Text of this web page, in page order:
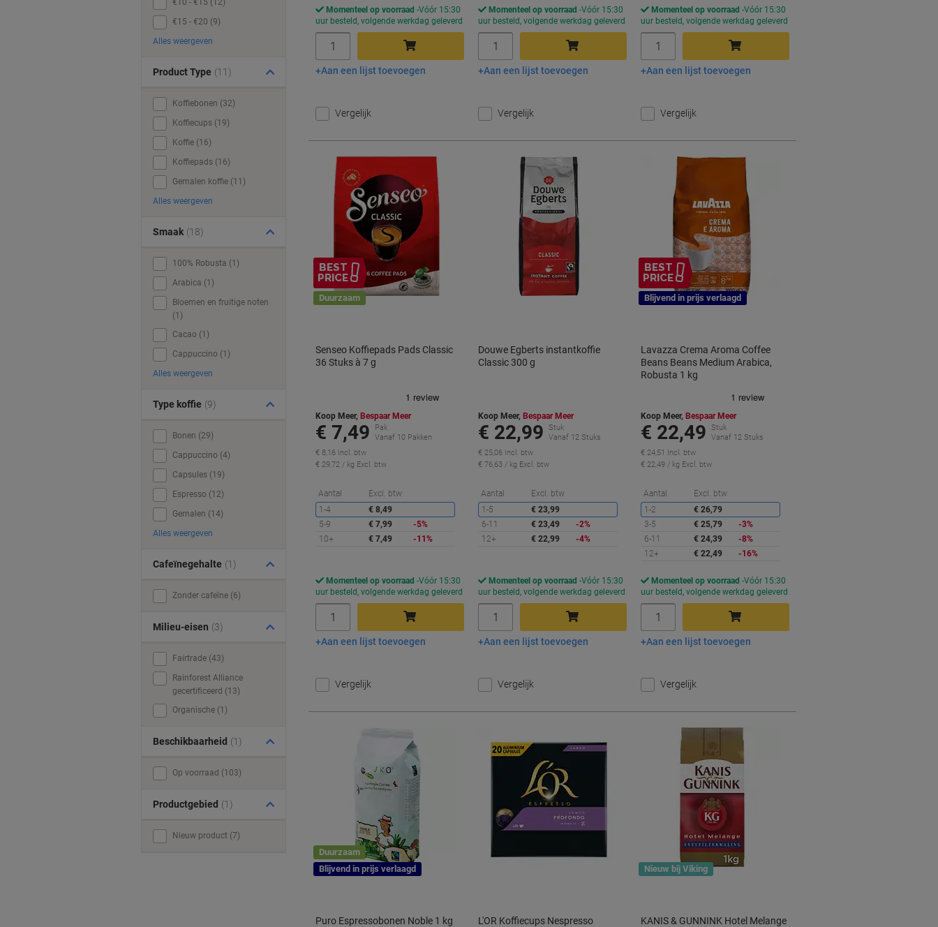
Momenteel op voorraad Vóór 15:30
uur besteld, volgende werkdag geleverd
In winkelwagen
Aan een lijst toevoegen
Vergelijk
Momenteel op voorraad Vóór 15:30
uur besteld, volgende werkdag geleverd
In winkelwagen
Aan een lijst toevoegen
Vergelijk
Momenteel op voorraad Vóór 15:30
uur besteld, volgende werkdag geleverd
In winkelwagen
Aan een lijst toevoegen
Vergelijk
BEST
PRICE
Duurzaam
Senseo Koffiepads Pads Classic
36 Stuks à 7 g
Koop Meer, Bespaar Meer
€ 7,49
Pak
Vanaf 10 Pakken
€ 8,16 Incl. btw
€ 29,72 / kg Excl. btw
Aantal Excl. btw
Korting
1-4
€ 8,49
5-9
€ 7,99
-5%
10+
€ 7,49 -11%
Momenteel op voorraad Vóór 15:30
uur besteld, volgende werkdag geleverd
In winkelwagen
Aan een lijst toevoegen
Vergelijk
Douwe Egberts instantkoffie
Classic 300 g
Koop Meer, Bespaar Meer
€ 22,99
Stuk
Vanaf 12 Stuks
€ 25,06 Incl. btw
€ 76,63 / kg Excl. btw
Aantal Excl. btw
Korting
1-5
€ 23,99
6-11
€ 23,49
-2%
12+
€ 22,99 -4%
Momenteel op voorraad Vóór 15:30
uur besteld, volgende werkdag geleverd
In winkelwagen
Aan een lijst toevoegen
Vergelijk
BEST
PRICE
Blijvend in prijs verlaagd
Lavazza Crema Aroma Coffee
Beans Beans Medium Arabica,
Robusta 1 kg
Koop Meer, Bespaar Meer
€ 22,49
Stuk
Vanaf 12 Stuks
€ 24,51 Incl. btw
€ 22,49 / kg Excl. btw
Aantal Excl. btw
1-2
€ 26,79
3-5
€ 25,79
-3%
6-11
€ 24,39
-8%
12+
€ 22,49 -16%
Momenteel op voorraad Vóór 15:30
uur besteld, volgende werkdag geleverd
In winkelwagen
Aan een lijst toevoegen
Vergelijk
Duurzaam
Blijvend in prijs verlaagd
Puro Espressobonen Noble 1 kg
L'OR Koffiecups Nespresso
Nieuw bij Viking
KANIS & GUNNINK Hotel Melange
€10 - €15 (12)
€15 - €20 (9)
Alles weergeven
Product Type (11)
Koffiebonen (32)
Koffiecups (19)
Koffie (16)
Koffiepads (16)
Gemalen koffie (11)
Alles weergeven
Smaak (18)
100% Robusta (1)
Arabica (1)
Bloemen en fruitige noten
(1)
Cacao (1)
Cappuccino (1)
Alles weergeven
Type koffie (9)
Bonen (29)
Cappuccino (4)
Capsules (19)
Espresso (12)
Gemalen (14)
Alles weergeven
Cafeïnegehalte (1)
Zonder cafeïne (6)
Milieu-eisen (3)
Fairtrade (43)
Rainforest Alliance
gecertificeerd (13)
Organische (1)
Beschikbaarheid (1)
Op voorraad (103)
Productgebied (1)
Nieuw product (7)